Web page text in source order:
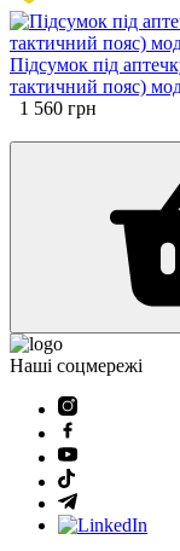
Підсумок під
тактичний пояс)
1 560 грн
Наші соцмережі